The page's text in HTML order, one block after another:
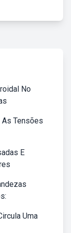
No
Tensões
E
Uma